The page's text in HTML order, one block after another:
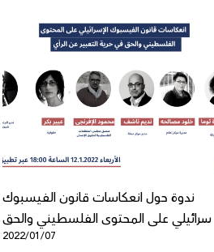
ندوة حول انعكاسات قانون الفيسبوك
الإسرائيلي على المحتوى الفلسطيني والحق
2022/01/07